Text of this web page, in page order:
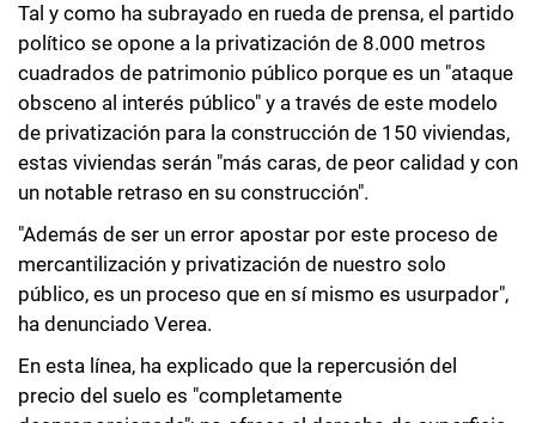
Tal y como ha subrayado en rueda de prensa, el partido
político se opone a la privatización de 8.000 metros
cuadrados de patrimonio público porque es un "ataque
obsceno al interés público" y a través de este modelo
de privatización para la construcción de 150 viviendas,
estas viviendas serán "más caras, de peor calidad y con
un notable retraso en su construcción".
"Además de ser un error apostar por este proceso de
mercantilización y privatización de nuestro solo
público, es un proceso que en sí mismo es usurpador",
ha denunciado Verea.
En esta línea, ha explicado que la repercusión del
precio del suelo es "completamente